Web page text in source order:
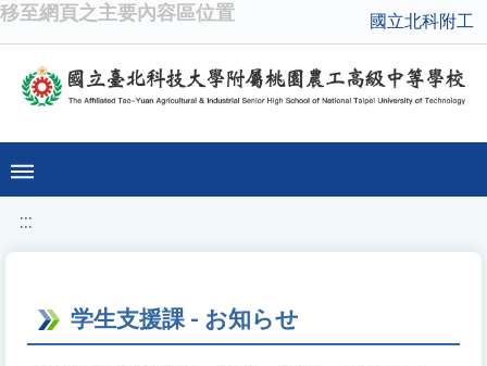
移至網頁之主要內容區位置 國立北科附工
:::
学生支援課 - お知らせ